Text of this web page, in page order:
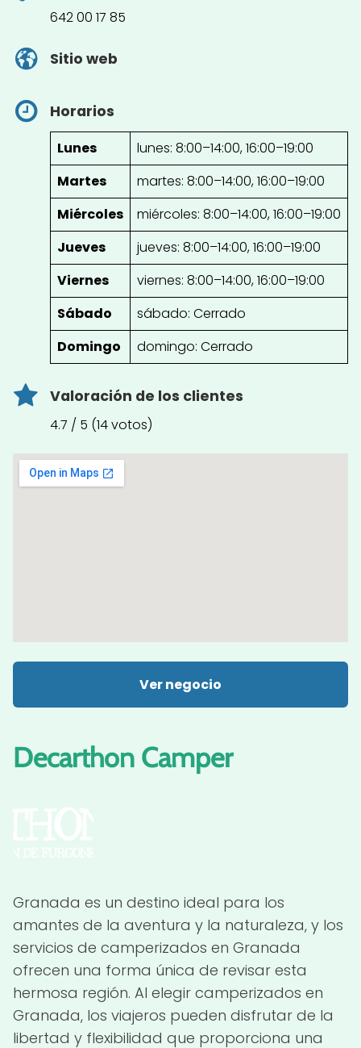
642 00 17 85
Sitio web
Horarios
Lunes
lunes: 8:00–14:00, 16:00–19:00
Martes
martes: 8:00–14:00, 16:00–19:00
Miércoles
miércoles: 8:00–14:00, 16:00–19:00
Jueves
jueves: 8:00–14:00, 16:00–19:00
Viernes
viernes: 8:00–14:00, 16:00–19:00
Sábado
sábado: Cerrado
Domingo
domingo: Cerrado
Valoración de los clientes
4.7 / 5 (14 votos)
Ver negocio
Decarthon Camper
Granada es un destino ideal para los
amantes de la aventura y la naturaleza, y los
servicios de camperizados en Granada
ofrecen una forma única de revisar esta
hermosa región. Al elegir camperizados en
Granada, los viajeros pueden disfrutar de la
libertad y flexibilidad que proporciona una